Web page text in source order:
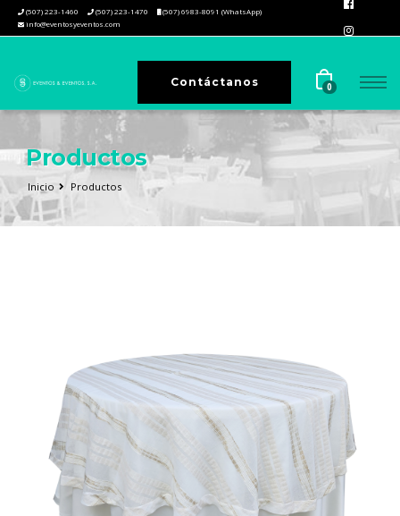
(507) 223-1460 (507) 223-1470
(507) 6983-8091 (WhatsApp)
info@eventosyeventos.com
Contáctanos 0
Productos
Inicio Productos